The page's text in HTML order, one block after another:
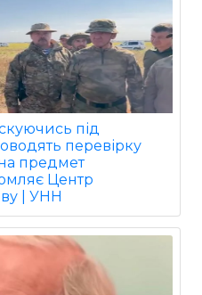
під
перевірку
предмет
Центр
| УНН